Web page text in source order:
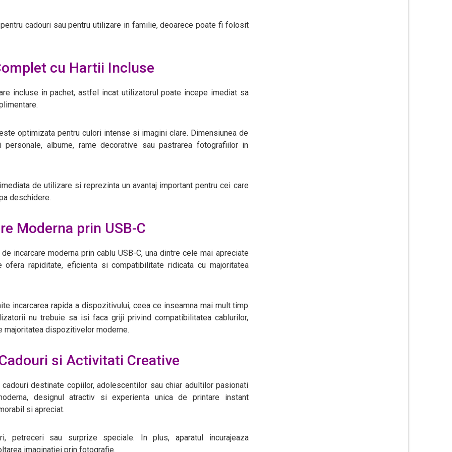
cadouri sau pentru utilizare in familie, deoarece poate fi folosit
cu Hartii Incluse
incluse in pachet, astfel incat utilizatorul poate incepe imediat sa
optimizata pentru culori intense si imagini clare. Dimensiunea de
albume, rame decorative sau pastrarea fotografiilor in
de utilizare si reprezinta un avantaj important pentru cei care
deschidere.
Moderna prin USB-C
incarcare moderna prin cablu USB-C, una dintre cele mai apreciate
rapiditate, eficienta si compatibilitate ridicata cu majoritatea
incarcarea rapida a dispozitivului, ceea ce inseamna mai mult timp
nu trebuie sa isi faca griji privind compatibilitatea cablurilor,
majoritatea dispozitivelor moderne.
si Activitati Creative
destinate copiilor, adolescentilor sau chiar adultilor pasionati
designul atractiv si experienta unica de printare instant
si apreciat.
petreceri sau surprize speciale. In plus, aparatul incurajeaza
imaginatiei prin fotografie.